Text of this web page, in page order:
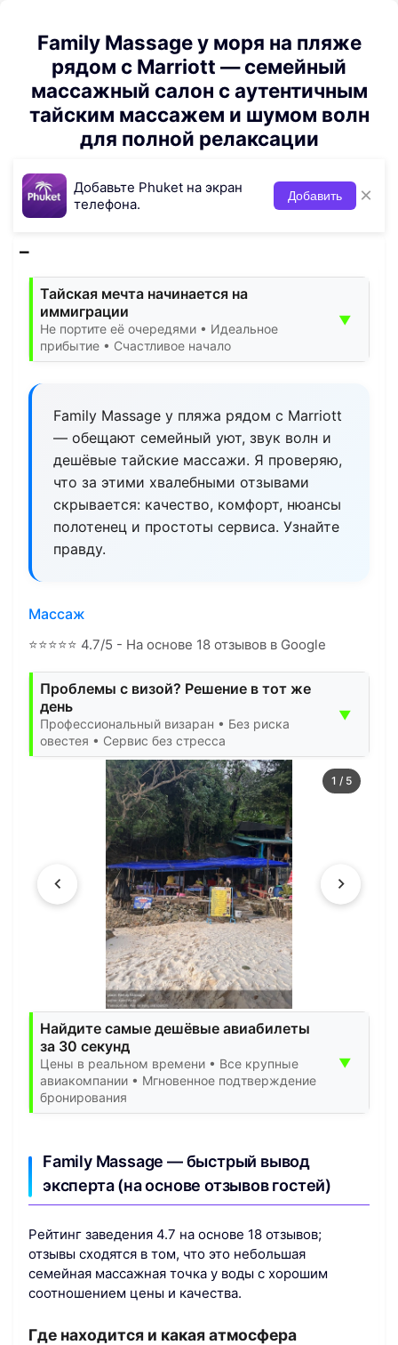
Family Massage у моря на пляже
рядом с Marriott — семейный
массажный салон с аутентичным
тайским массажем и шумом волн
для полной релаксации
Добавьте Phuket на экран
телефона.
Добавить ×
Тайская мечта начинается на
иммиграции
Не портите её очередями • Идеальное
прибытие • Счастливое начало
▼
Family Massage у пляжа рядом с Marriott
— обещают семейный уют, звук волн и
дешёвые тайские массажи. Я проверяю,
что за этими хвалебными отзывами
скрывается: качество, комфорт, нюансы
полотенец и простоты сервиса. Узнайте
правду.
Массаж
⭐⭐⭐⭐⭐ 4.7/5 - На основе 18 отзывов в Google
Проблемы с визой? Решение в тот же
день
Профессиональный визаран • Без риска
овестея • Сервис без стресса
▼
1 / 5
Найдите самые дешёвые авиабилеты
за 30 секунд
Цены в реальном времени • Все крупные
авиакомпании • Мгновенное подтверждение
бронирования
▼
Family Massage — быстрый вывод
эксперта (на основе отзывов гостей)
Рейтинг заведения 4.7 на основе 18 отзывов;
отзывы сходятся в том, что это небольшая
семейная массажная точка у воды с хорошим
соотношением цены и качества.
Где находится и какая атмосфера